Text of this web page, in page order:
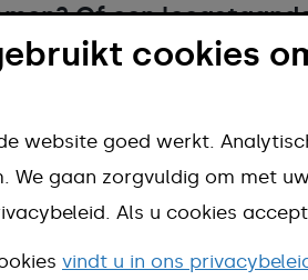
Of een
Meld het bij de
cookies
website goed werkt.
We gaan zorgvuldig om met
Als u cookies
vindt u in ons